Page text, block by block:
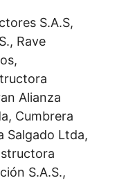
S.A.S,
Rave
Alianza
Cumbrera
Salgado Ltda,
S.A.S.,